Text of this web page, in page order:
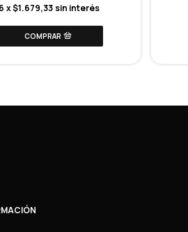
6 x$1.679,33 sin interés